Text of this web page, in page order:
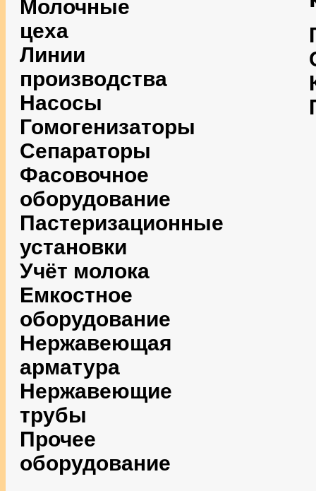
Молочные
цеха
Линии
производства
Насосы
Гомогенизаторы
Сепараторы
Фасовочное
оборудование
Пастеризационные
установки
Учёт молока
Емкостное
оборудование
Нержавеющая
арматура
Нержавеющие
трубы
Прочее
оборудование